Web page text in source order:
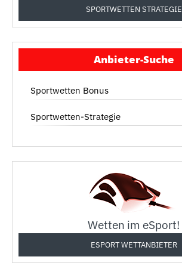
SPORTWETTEN STRATEGIE
Anbieter-Suche
Sportwetten Bonus
Sportwetten-Strategie
Wetten im eSport!
ESPORT WETTANBIETER